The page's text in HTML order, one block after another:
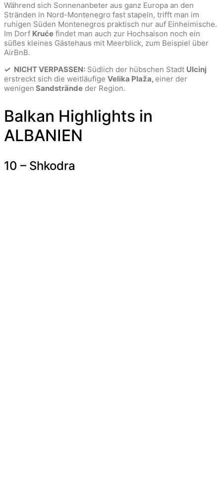
Während sich Sonnenanbeter aus ganz Europa an den
Stränden in Nord-Montenegro fast stapeln, trifft man im
ruhigen Süden Montenegros praktisch nur auf Einheimische.
Im Dorf Kruće findet man auch zur Hochsaison noch ein
süßes kleines Gästehaus mit Meerblick, zum Beispiel über
AirBnB.
✓ NICHT VERPASSEN: Südlich der hübschen Stadt Ulcinj
erstreckt sich die weitläufige Velika Plaža, einer der
wenigen Sandstrände der Region.
Balkan Highlights in
ALBANIEN
10 – Shkodra